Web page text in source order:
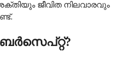
ജീവിത നിലവാരവും